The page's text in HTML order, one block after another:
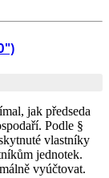
jak předseda
Podle §
vlastníky
jednotek.
vyúčtovat.